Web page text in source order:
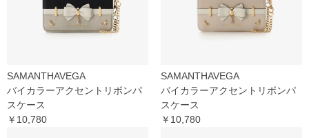
SAMANTHAVEGA
バイカラーアクセントリボンパ
スケース
￥10,780
SAMANTHAVEGA
バイカラーアクセントリボンパ
スケース
￥10,780